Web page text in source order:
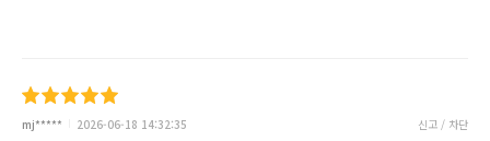
mj***** 2026-06-18 14:32:35 신고 / 차단